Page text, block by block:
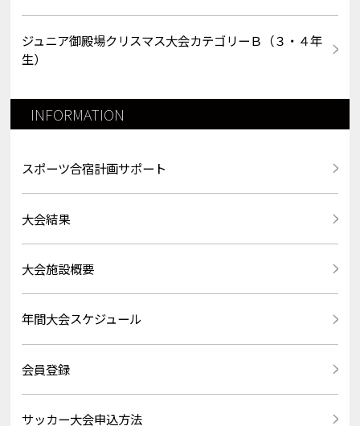
ジュニア御殿場クリスマス大会カテゴリーＢ（３・４年
生）
INFORMATION
スポーツ合宿計画サポート
大会結果
大会施設概要
年間大会スケジュール
会員登録
サッカー大会申込方法